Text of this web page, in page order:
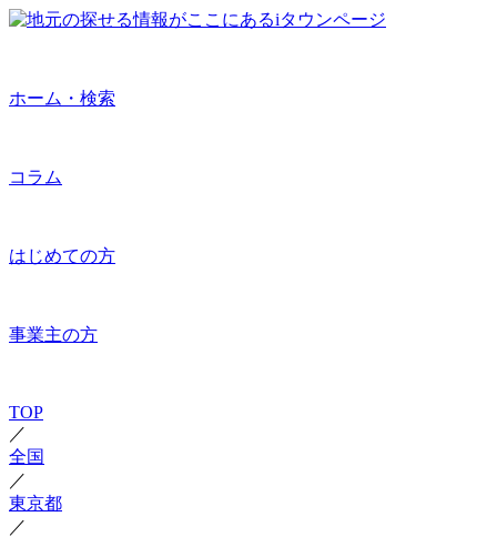
ホーム・検索
コラム
はじめての方
事業主の方
TOP
／
全国
／
東京都
／